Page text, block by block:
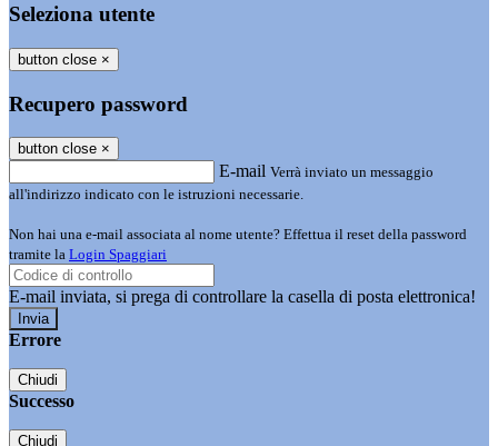
Seleziona utente
button close ×
Recupero password
button close ×
E-mail Verrà inviato un messaggio
all'indirizzo indicato con le istruzioni necessarie.
Non hai una e-mail associata al nome utente? Effettua il reset della password
tramite la Login Spaggiari
E-mail inviata, si prega di controllare la casella di posta elettronica!
Errore
Chiudi
Successo
Chiudi